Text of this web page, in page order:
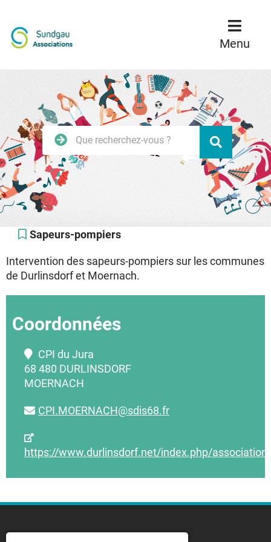
Menu
Rechercher
sur
le
site
Valider
Sapeurs-pompiers
Intervention des sapeurs-pompiers sur les communes
de Durlinsdorf et Moernach.
Coordonnées
CPI du Jura
68 480 DURLINSDORF
MOERNACH
CPI.MOERNACH@sdis68.fr
https://www.durlinsdorf.net/index.php/